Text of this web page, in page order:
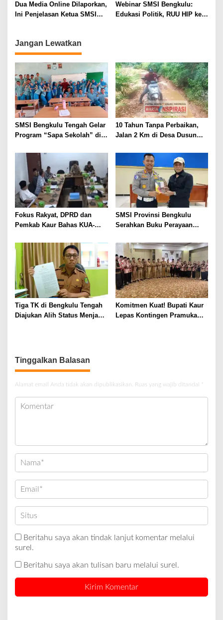
Dua Media Online Dilaporkan,
Ini Penjelasan Ketua SMSI
Webinar SMSI Bengkulu:
Edukasi Politik, RUU HIP ke
Jangan Lewatkan
SMSI Bengkulu Tengah Gelar
Program “Sapa Sekolah” di
10 Tahun Tanpa Perbaikan,
Jalan 2 Km di Desa Dusun
Berlumpur dan Berlubang
Fokus Rakyat, DPRD dan
Pemkab Kaur Bahas KUA-
SMSI Provinsi Bengkulu
Serahkan Buku Perayaan
Bengkulu
Tiga TK di Bengkulu Tengah
Diajukan Alih Status Menjadi
Komitmen Kuat! Bupati Kaur
Lepas Kontingen Pramuka
Tinggalkan Balasan
Alamat email Anda tidak akan dipublikasikan. Ruas yang wajib ditandai *
Beritahu saya akan tindak lanjut komentar melalui
surel.
Beritahu saya akan tulisan baru melalui surel.